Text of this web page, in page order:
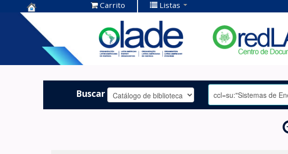
Centro de
Documentación
OLADE -
Carrito Listas
Buscar